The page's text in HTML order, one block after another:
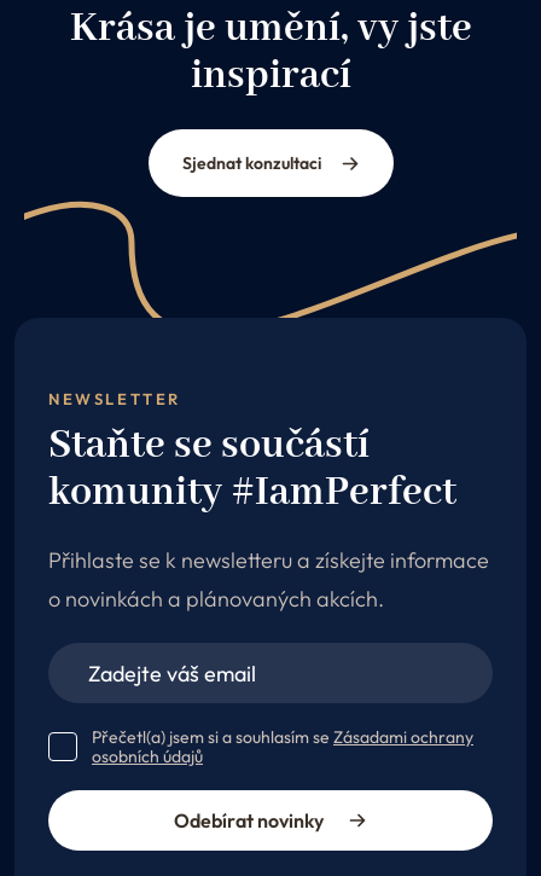
Krása je umění, vy jste
inspirací
Sjednat konzultaci
NEWSLETTER
Staňte se součástí
komunity #IamPerfect
Přihlaste se k newsletteru a získejte informace
o novinkách a plánovaných akcích.
Přečetl(a) jsem si a souhlasím se Zásadami ochrany
osobních údajů
Odebírat novinky